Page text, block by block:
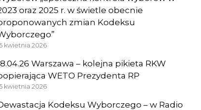
oraz 2025 r. w świetle obecnie
zmian Kodeksu
kwietnia 2026
Warszawa – kolejna pikieta RKW
WETO Prezydenta RP
kwietnia 2026
Kodeksu Wyborczego – w Radio